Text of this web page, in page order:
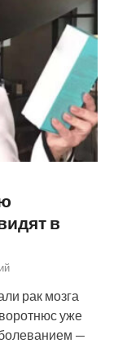
в
рак мозга
уже
—